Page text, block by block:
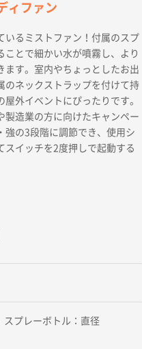
ィファン
いるミストファン！付属のスプ
ことで細かい水が噴霧し、より
ます。室内やちょっとしたお出
のネックストラップを付けて持
外イベントにぴったりです。
製造業の方に向けたキャンペー
強の3段階に調節でき、使用シ
スイッチを2度押しで起動する
スプレーボトル：直径